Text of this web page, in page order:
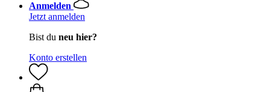
Anmelden
Jetzt anmelden
Bist du neu hier?
Konto erstellen